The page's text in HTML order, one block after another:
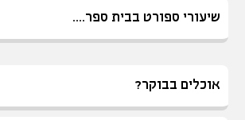
שיעורי ספורט בבית ספר....
אוכלים בבוקר?